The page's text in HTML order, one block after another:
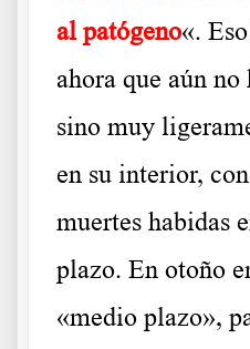
al patógeno«.
ahora que aún no
sino muy
en su interior,
muertes habidas
plazo. En otoño
«medio plazo»,